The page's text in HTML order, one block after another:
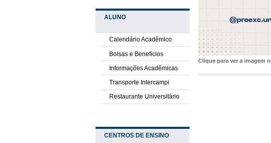
ALUNO
Calendário Acadêmico
Bolsas e Benefícios
Informações Acadêmicas
Transporte Intercampi
Restaurante Universitário
CENTROS DE ENSINO
Clique para ver a imagem